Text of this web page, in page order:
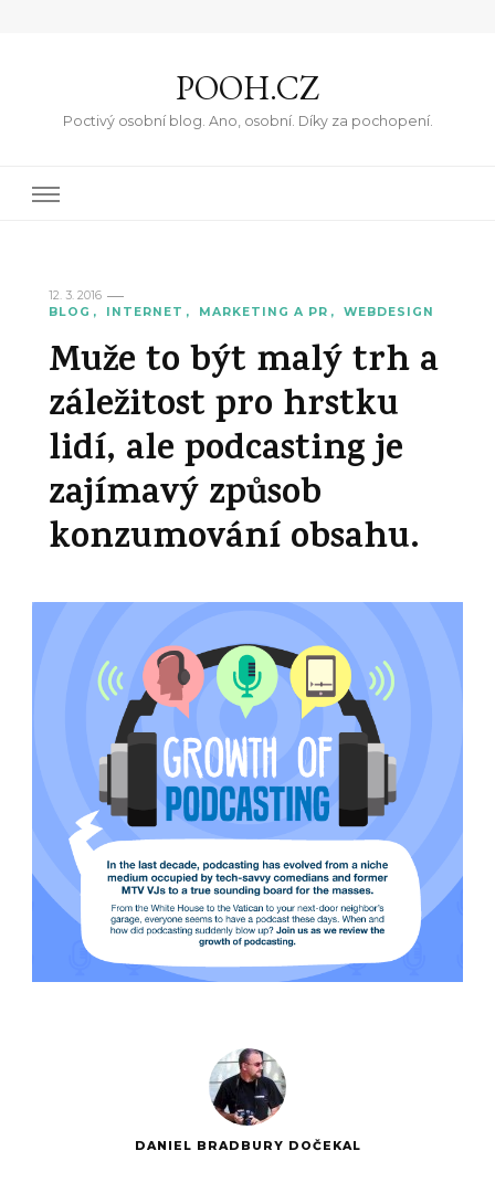
POOH.CZ
Poctivý osobní blog. Ano, osobní. Díky za pochopení.
12. 3. 2016
BLOG
INTERNET MARKETING A PR WEBDESIGN
Muže to být malý trh a
záležitost pro hrstku
lidí, ale podcasting je
zajímavý způsob
konzumování obsahu.
DANIEL BRADBURY DOČEKAL